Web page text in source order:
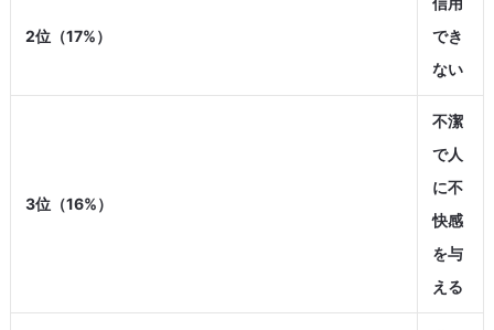
2位（17%）
でき
ない
3位（16%）
不潔
で人
に不
快感
を与
える